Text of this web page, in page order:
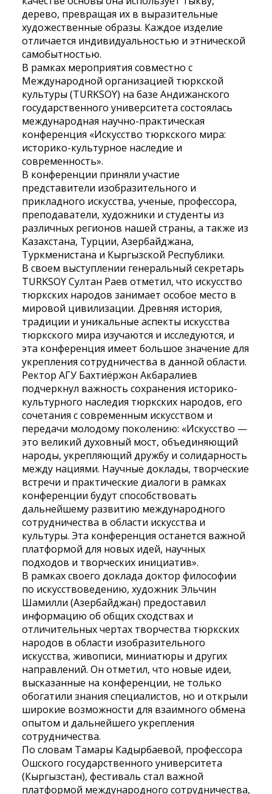
дерево, превращая их в выразительные
художественные образы. Каждое изделие
отличается индивидуальностью и этнической
самобытностью.
В рамках мероприятия совместно с
Международной организацией тюркской
культуры (TURKSOY) на базе Андижанского
государственного университета состоялась
международная научно-практическая
конференция «Искусство тюркского мира:
историко-культурное наследие и
современность».
В конференции приняли участие
представители изобразительного и
прикладного искусства, ученые, профессора,
преподаватели, художники и студенты из
различных регионов нашей страны, а также из
Казахстана, Турции, Азербайджана,
Туркменистана и Кыргызской Республики.
В своем выступлении генеральный секретарь
TURKSOY Султан Раев отметил, что искусство
тюркских народов занимает особое место в
мировой цивилизации. Древняя история,
традиции и уникальные аспекты искусства
тюркского мира изучаются и исследуются, и
эта конференция имеет большое значение для
укрепления сотрудничества в данной области.
Ректор АГУ Бахтиёржон Акбаралиев
подчеркнул важность сохранения историко-
культурного наследия тюркских народов, его
сочетания с современным искусством и
передачи молодому поколению: «Искусство —
это великий духовный мост, объединяющий
народы, укрепляющий дружбу и солидарность
между нациями. Научные доклады, творческие
встречи и практические диалоги в рамках
конференции будут способствовать
дальнейшему развитию международного
сотрудничества в области искусства и
культуры. Эта конференция останется важной
платформой для новых идей, научных
подходов и творческих инициатив».
В рамках своего доклада доктор философии
по искусствоведению, художник Эльчин
Шамилли (Азербайджан) предоставил
информацию об общих сходствах и
отличительных чертах творчества тюркских
народов в области изобразительного
искусства, живописи, миниатюры и других
направлений. Он отметил, что новые идеи,
высказанные на конференции, не только
обогатили знания специалистов, но и открыли
широкие возможности для взаимного обмена
опытом и дальнейшего укрепления
сотрудничества.
По словам Тамары Кадырбаевой, профессора
Ошского государственного университета
(Кыргызстан), фестиваль стал важной
платформой международного сотрудничества,